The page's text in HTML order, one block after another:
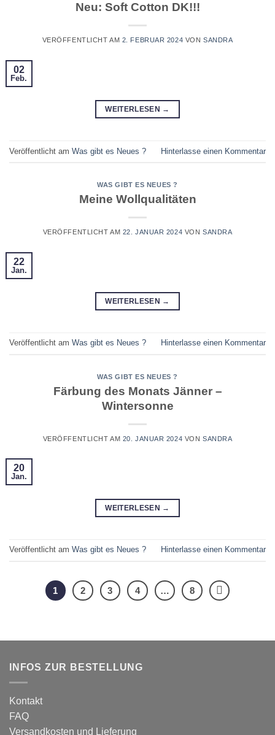
Neu: Soft Cotton DK!!!
VERÖFFENTLICHT AM 2. FEBRUAR 2024 VON SANDRA
02
Feb.
WEITERLESEN →
Veröffentlicht am Was gibt es Neues ? Hinterlasse einen Kommentar
WAS GIBT ES NEUES ?
Meine Wollqualitäten
VERÖFFENTLICHT AM 22. JANUAR 2024 VON SANDRA
22
Jan.
WEITERLESEN →
Veröffentlicht am Was gibt es Neues ? Hinterlasse einen Kommentar
WAS GIBT ES NEUES ?
Färbung des Monats Jänner –
Wintersonne
VERÖFFENTLICHT AM 20. JANUAR 2024 VON SANDRA
20
Jan.
WEITERLESEN →
Veröffentlicht am Was gibt es Neues ? Hinterlasse einen Kommentar
1 2 3 4 … 8
INFOS ZUR BESTELLUNG
Kontakt
FAQ
Versandkosten und Lieferung